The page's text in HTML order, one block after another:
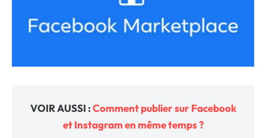
VOIR AUSSI :Comment publier sur Facebook
et Instagram en même temps ?